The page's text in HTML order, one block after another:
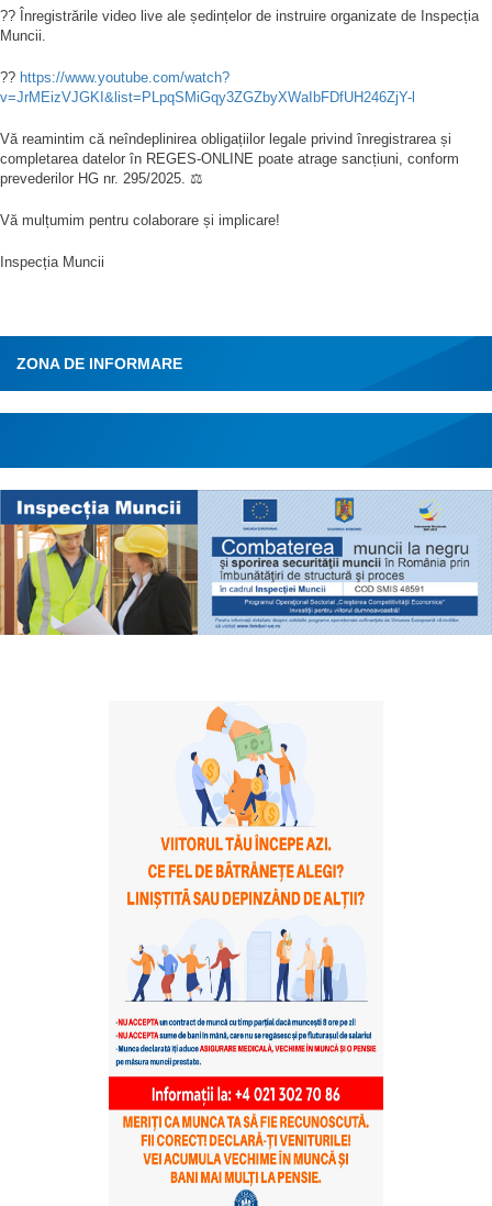
?? Înregistrările video live ale ședințelor de instruire organizate de Inspecția
Muncii.
?? https://www.youtube.com/watch?
v=JrMEizVJGKI&list=PLpqSMiGqy3ZGZbyXWaIbFDfUH246ZjY-l
Vă reamintim că neîndeplinirea obligațiilor legale privind înregistrarea și
completarea datelor în REGES-ONLINE poate atrage sancțiuni, conform
prevederilor HG nr. 295/2025. ⚖️
Vă mulțumim pentru colaborare și implicare!
Inspecția Muncii
ZONA DE INFORMARE